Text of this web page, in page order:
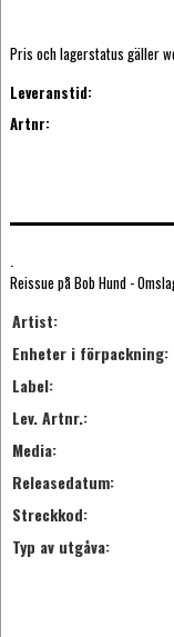
Pris och lagerstatus gäller
Leveranstid:
Artnr:
.
Reissue på Bob Hund -
Artist:
Enheter i förpackning:
Label:
Lev. Artnr.:
Media:
Releasedatum:
Streckkod:
Typ av utgåva: